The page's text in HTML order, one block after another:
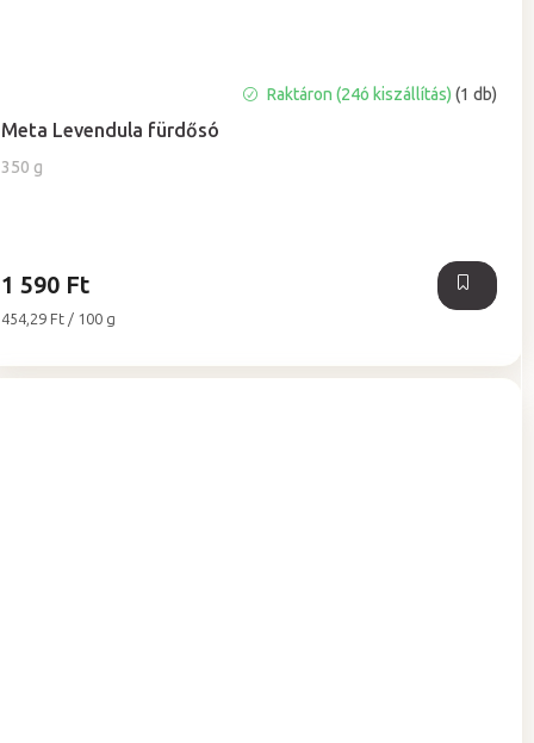
Meta Levendula fürdősó
350 g
Raktáron (24ó kiszállítás) (1 db)
1 590 Ft
Egységár:
454,29 Ft / 100 g